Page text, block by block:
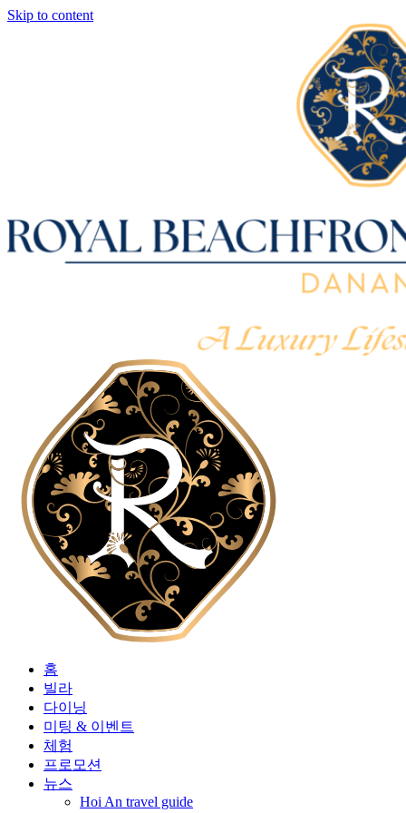
Skip to content
홈
빌라
다이닝
미팅 & 이벤트
체험
프로모션
뉴스
Hoi An travel guide